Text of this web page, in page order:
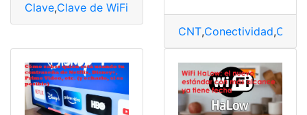
Clave,Clave de WiFi
CNT,Conectividad,